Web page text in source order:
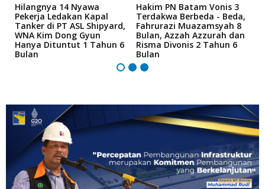
Hilangnya 14 Nyawa
Pekerja Ledakan Kapal
Tanker di PT ASL Shipyard,
WNA Kim Dong Gyun
Hanya Dituntut 1 Tahun 6
Bulan
Hakim PN Batam Vonis 3
Terdakwa Berbeda - Beda,
Fahrurazi Muazamsyah 8
Bulan, Azzah Azzurah dan
Risma Divonis 2 Tahun 6
Bulan